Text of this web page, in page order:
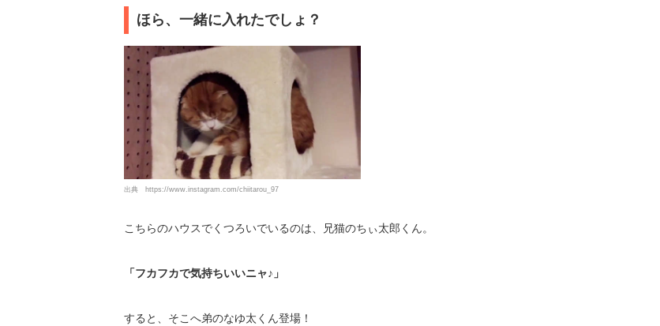
ほら、一緒に入れたでしょ？
出典 https://www.instagram.com/chiitarou_97
こちらのハウスでくつろいでいるのは、兄猫のちぃ太郎くん。
「フカフカで気持ちいいニャ♪」
すると、そこへ弟のなゆ太くん登場！